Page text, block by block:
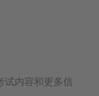
试内容和更多信